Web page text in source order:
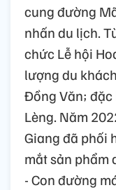
cung đường
nhấn du lịch.
chức Lễ hội
lượng du
Đồng Văn; đặc
Lèng. Năm
Giang đã phối
mắt sản phẩm
- Con đường